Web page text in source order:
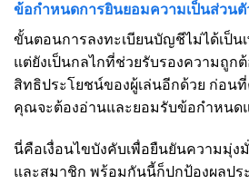
ข้อกำหนดการยินยอมความเป็นส่วน
ขั้นตอนการลงทะเบียนบัญชีไม่ได้เป็น
แต่ยังเป็นกลไกที่ช่วยรับรองความถูก
สิทธิประโยชน์ของผู้เล่นอีกด้วย ก่อน
คุณจะต้องอ่านและยอมรับข้อกำหนด
นี่คือเงื่อนไขบังคับเพื่อยืนยันความมุ่ง
และสมาชิก พร้อมกันนี้ก็ปกป้องผลปร